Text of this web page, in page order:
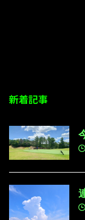
新着記事